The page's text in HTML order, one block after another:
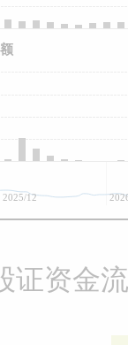
2025/12
证资金流